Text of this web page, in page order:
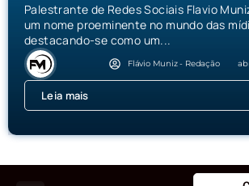
Palestrante de Redes Sociais Flavio
um nome proeminente no mundo das
destacando-se como um...
Flávio Muniz - Redação
Leia mais